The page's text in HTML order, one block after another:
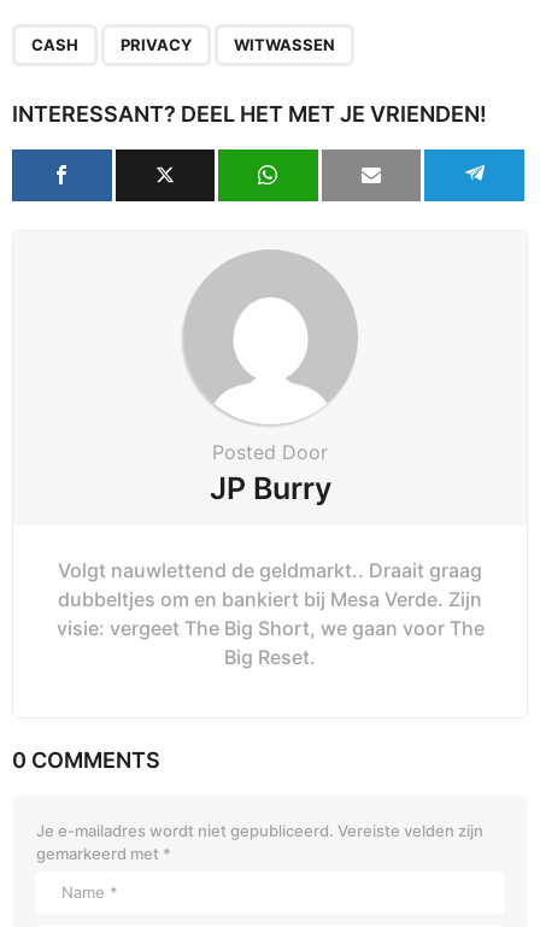
CASH PRIVACY WITWASSEN
INTERESSANT? DEEL HET MET JE VRIENDEN!
Posted Door
JP Burry
Volgt nauwlettend de geldmarkt.. Draait graag
dubbeltjes om en bankiert bij Mesa Verde. Zijn
visie: vergeet The Big Short, we gaan voor The
Big Reset.
0 COMMENTS
Je e-mailadres wordt niet gepubliceerd. Vereiste velden zijn
gemarkeerd met *